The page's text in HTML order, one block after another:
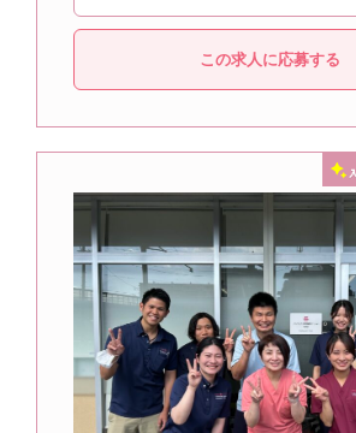
この求人に応募する